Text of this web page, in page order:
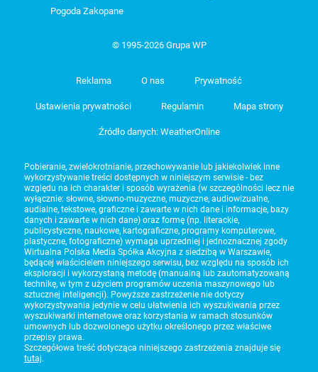
Pogoda Zakopane
© 1995-2026 Grupa WP
Reklama O nas Prywatność
Ustawienia prywatności Regulamin Mapa strony
Źródło danych: WeatherOnline
Pobieranie, zwielokrotnianie, przechowywanie lub jakiekolwiek inne
wykorzystywanie treści dostępnych w niniejszym serwisie - bez
względu na ich charakter i sposób wyrażenia (w szczególności lecz nie
wyłącznie: słowne, słowno-muzyczne, muzyczne, audiowizualne,
audialne, tekstowe, graficzne i zawarte w nich dane i informacje, bazy
danych i zawarte w nich dane) oraz formę (np. literackie,
publicystyczne, naukowe, kartograficzne, programy komputerowe,
plastyczne, fotograficzne) wymaga uprzedniej i jednoznacznej zgody
Wirtualna Polska Media Spółka Akcyjna z siedzibą w Warszawie,
będącej właścicielem niniejszego serwisu, bez względu na sposób ich
eksploracji i wykorzystaną metodę (manualną lub zautomatyzowaną
technikę, w tym z użyciem programów uczenia maszynowego lub
sztucznej inteligencji). Powyższe zastrzeżenie nie dotyczy
wykorzystywania jedynie w celu ułatwienia ich wyszukiwania przez
wyszukiwarki internetowe oraz korzystania w ramach stosunków
umownych lub dozwolonego użytku określonego przez właściwe
przepisy prawa.
Szczegółowa treść dotycząca niniejszego zastrzeżenia znajduje się
tutaj.